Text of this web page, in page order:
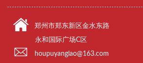
郑州市郑东新区金水东路
永和国际广场C区
houpuyanglao@163.com